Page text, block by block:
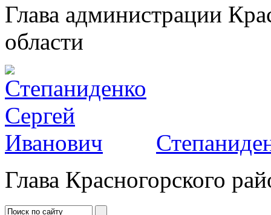
Глава администрации
области
Глава Красногорского